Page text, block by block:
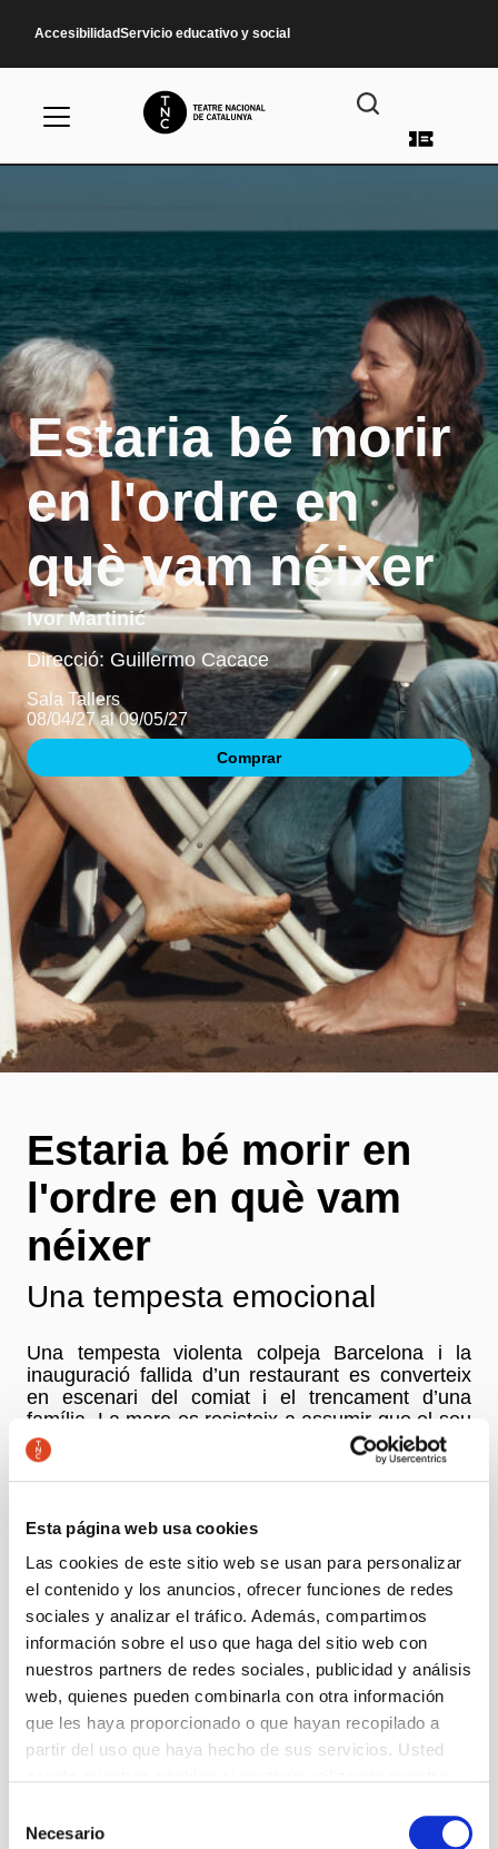
Esta página web usa cookies
Las cookies de este sitio web se usan para personalizar
el contenido y los anuncios, ofrecer funciones de redes
sociales y analizar el tráfico. Además, compartimos
información sobre el uso que haga del sitio web con
nuestros partners de redes sociales, publicidad y análisis
web, quienes pueden combinarla con otra información
que les haya proporcionado o que hayan recopilado a
partir del uso que haya hecho de sus servicios. Usted
Necesario
AccesibilidadServicio educativo y social
Menú
Estaria bé morir
en l'ordre en
què vam néixer
Ivor Martinić
Direcció: Guillermo Cacace
Sala Tallers
08/04/27 al 09/05/27
Comprar
Estaria bé morir en
l'ordre en què vam
néixer
Una tempesta emocional
Una tempesta violenta colpeja Barcelona i la
inauguració fallida d’un restaurant es converteix
en escenari del comiat i el trencament d’una
família. La mare es resisteix a assumir que el seu
home se n’hagi anat amb una altra. I el fill, que
migra aquesta mateixa nit cap a Amèrica,
s’acomiada de la seva parella, que es nega a
ràpidament.
L’autor croat Ivor Martinić construeix una
dramatúrgia en què el conflicte no esclata sinó
que es filtra en els gestos mínims, en diàlegs
continguts i decisions que arriben massa tard.
L’aclamat director argentí Guillermo Cacace,
reconegut per la seva singularitat a Amèrica i a
Europa, signa una posada en escena que
accentua aquesta tensió i una alta càrrega
emocional.